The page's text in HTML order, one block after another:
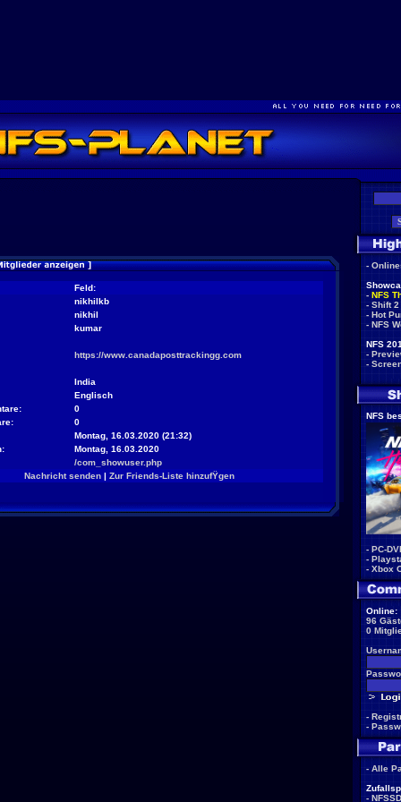
Feld:
nikhilkb
nikhil
kumar
https://www.canadaposttrackingg.com
India
Englisch
0
0
Montag, 16.03.2020 (21:32)
Montag, 16.03.2020
/com_showuser.php
Nachricht senden| Zur Friends-Liste hinzufŸgen
-
- NFS
- Shift 2
- Hot
- NFS
NFS
-
-
NFS
- PC-
-
- Xbox
Online:
96
0
-
-
- Alle
- NFSSD